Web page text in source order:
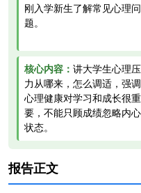
刚入学新生了解常见心理问
题。
核心内容： 讲大学生心理压
力从哪来，怎么调适，强调
心理健康对学习和成长很重
要，不能只顾成绩忽略内心
状态。
报告正文